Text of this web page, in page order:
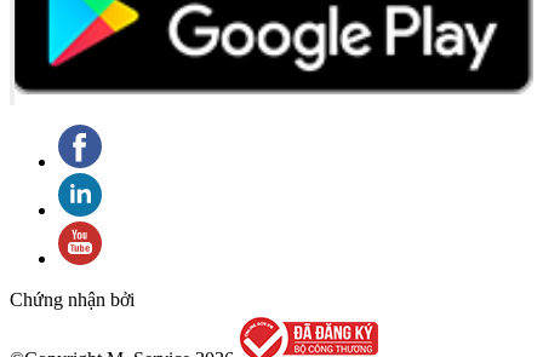
Chứng nhận bởi